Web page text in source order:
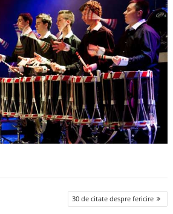
30 de citate despre fericire